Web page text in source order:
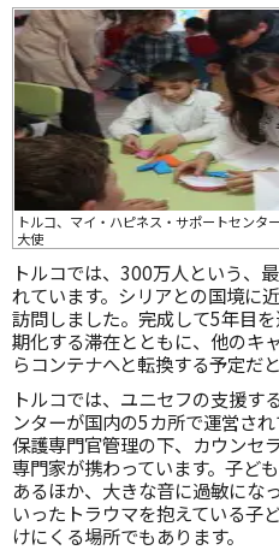
トルコ、マイ・ハピネス・サポートセンタ
大使
トルコでは、300万人という、
れています。シリアとの国境に
訪問しました。完成して5年目
期化する滞在とともに、他のキ
らコンテナへと転換する予定だと
トルコでは、ユニセフの支援す
ンターが国内の5カ所で運営さ
保護専門官管理の下、カウンセ
専門家が携わっています。子ど
あるほか、大きな音に過敏にな
いったトラウマを抱えている子
けにくる場所でもあります。